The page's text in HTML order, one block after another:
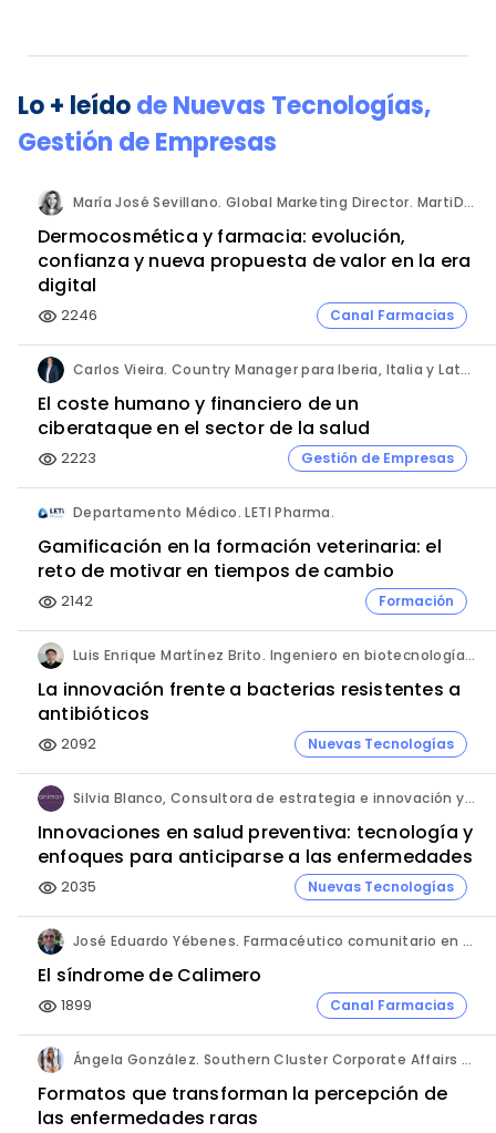
Lo + leídodeNuevas Tecnologías,
Gestión de Empresas
María José Sevillano. Global Marketing Director. MartiDerm.
Dermocosmética y farmacia: evolución,
confianza y nueva propuesta de valor en la era
digital
visibility 2246 Canal Farmacias
Carlos Vieira. Country Manager para Iberia, Italia y Latam. Hornetsecurity.
El coste humano y financiero de un
ciberataque en el sector de la salud
visibility 2223 Gestión de Empresas
Departamento Médico. LETI Pharma.
Gamificación en la formación veterinaria: el
reto de motivar en tiempos de cambio
visibility 2142 Formación
Luis Enrique Martínez Brito. Ingeniero en biotecnología, México.
La innovación frente a bacterias resistentes a
antibióticos
visibility 2092 Nuevas Tecnologías
Silvia Blanco, Consultora de estrategia e innovación y Ana Leal, Consultora Senior de estrategia e innovación. ANIMA.
Innovaciones en salud preventiva: tecnología y
enfoques para anticiparse a las enfermedades
visibility 2035 Nuevas Tecnologías
José Eduardo Yébenes. Farmacéutico comunitario en Mijas (Málaga).
El síndrome de Calimero
visibility 1899 Canal Farmacias
Ángela González. Southern Cluster Corporate Affairs & Patient Partnership Director. Kyowa Kirin.
Formatos que transforman la percepción de
las enfermedades raras